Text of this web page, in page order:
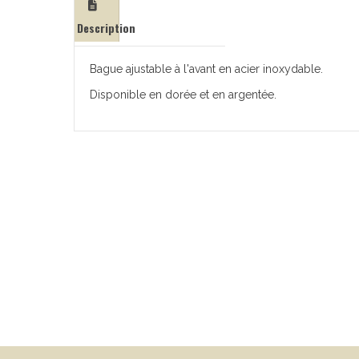
Description
Bague ajustable à l'avant en acier inoxydable.
Disponible en dorée et en argentée.